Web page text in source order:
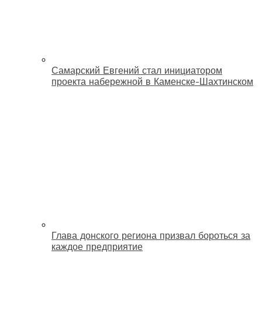
Самарский Евгений стал инициатором
проекта набережной в Каменске-Шахтинском
Глава донского региона призвал бороться за
каждое предприятие